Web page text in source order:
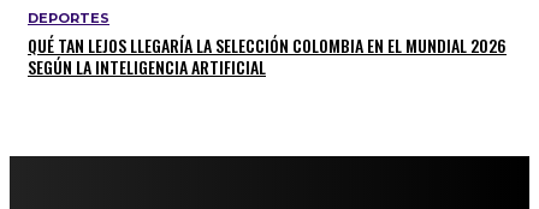
DEPORTES
QUÉ TAN LEJOS LLEGARÍA LA SELECCIÓN COLOMBIA EN EL MUNDIAL 2026
SEGÚN LA INTELIGENCIA ARTIFICIAL